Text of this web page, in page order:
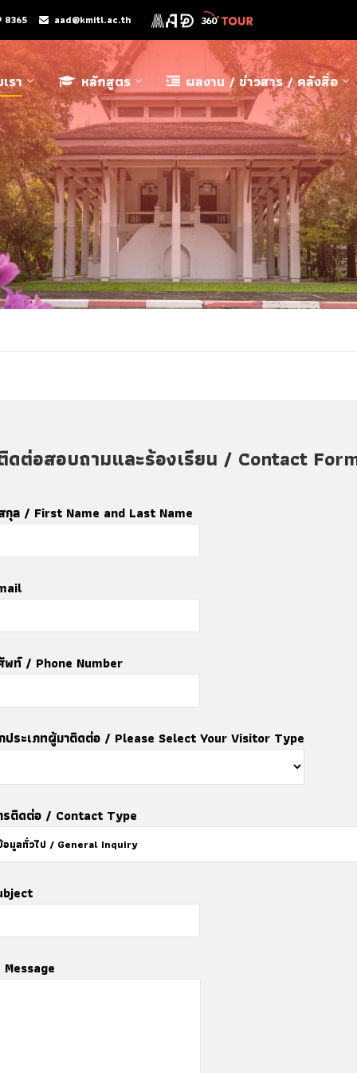
8365 aad@kmitl.ac.th
รา หลักสูตร ผลงาน / ข่าวสาร / คลังสื่อ
ดต่อสอบถามและร้องเรียน / Contact
กุล / First Name and Last Name
พท์ / Phone Number
ประเภทผู้มาติดต่อ / Please Select Your Visitor Type
รติดต่อ / Contact Type